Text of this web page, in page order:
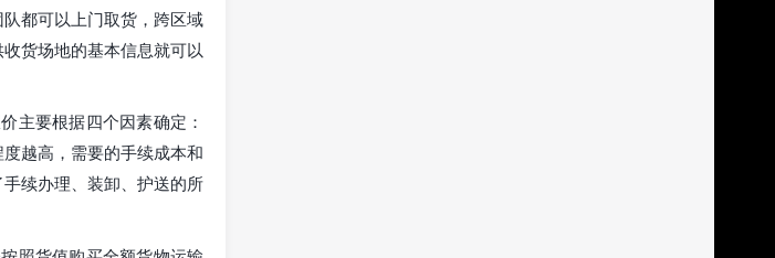
都可以上门取货，跨区域
货场地的基本信息就可以
主要根据四个因素确定：
越高，需要的手续成本和
续办理、装卸、护送的所